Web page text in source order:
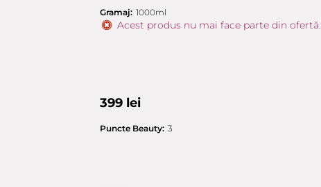
Gramaj: 1000ml
Acest produs nu mai face parte din ofertă.
399 lei
Puncte Beauty: 3